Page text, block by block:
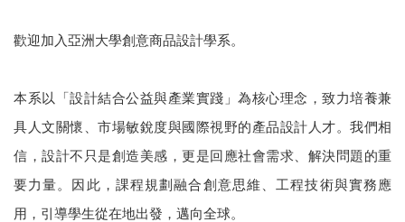
歡迎加入亞洲大學創意商品設計學系。
本系以「設計結合公益與產業實踐」為核心理念，致力培養兼
具人文關懷、市場敏銳度與國際視野的產品設計人才。我們相
信，設計不只是創造美感，更是回應社會需求、解決問題的重
要力量。因此，課程規劃融合創意思維、工程技術與實務應
用，引導學生從在地出發，邁向全球。